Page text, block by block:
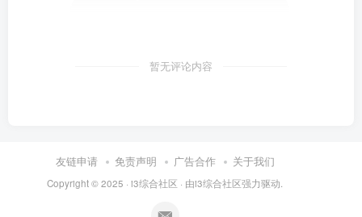
暂无评论内容
友链申请 免责声明 广告合作 关于我们
Copyright © 2025 · i3综合社区 · 由i3综合社区强力驱动.